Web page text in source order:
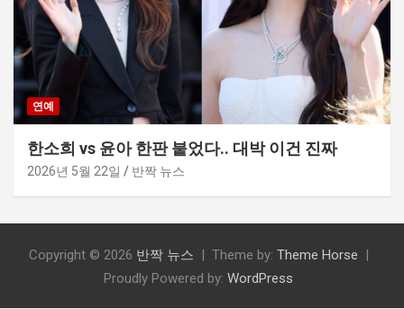
연예
한소희 vs 윤아 한판 붙었다.. 대박 이건 진짜
2026년 5월 22일 반짝 뉴스
Copyright © 2026 반짝 뉴스 Theme by: Theme Horse
Proudly Powered by: WordPress